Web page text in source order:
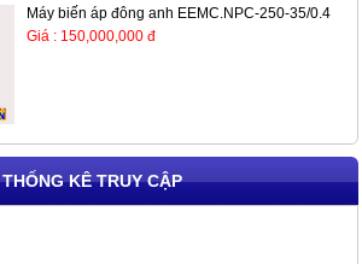
Máy biến áp đông anh EEMC.NPC-250-35/0.4
Giá : 150,000,000 đ
THỐNG KÊ TRUY CẬP